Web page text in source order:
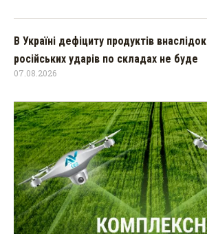
В Україні дефіциту продуктів внаслідок
російських ударів по складах не буде
07.08.2026